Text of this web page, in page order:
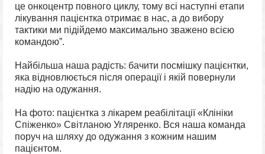
це онкоцентр повного циклу, тому всі наступні етапи
лікування пацієнтка отримає в нас, а до вибору
тактики ми підійдемо максимально зважено всією
командою”.
Найбільша наша радість: бачити посмішку пацієнтки,
яка відновлюється після операції і якій повернули
надію на одужання.
На фото: пацієнтка з лікарем реабілітації «Клініки
Спіженко» Світланою Угляренко. Вся наша команда
поруч на шляху до одужання з кожним нашим
пацієнтом.